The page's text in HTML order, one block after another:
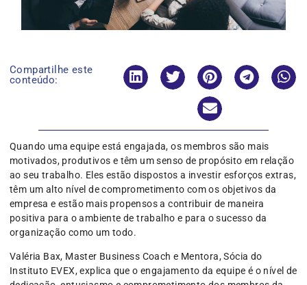
Compartilhe este
conteúdo:
Quando uma equipe está engajada, os membros são mais
motivados, produtivos e têm um senso de propósito em relação
ao seu trabalho. Eles estão dispostos a investir esforços extras,
têm um alto nível de comprometimento com os objetivos da
empresa e estão mais propensos a contribuir de maneira
positiva para o ambiente de trabalho e para o sucesso da
organização como um todo.
Valéria Bax, Master Business Coach e Mentora, Sócia do
Instituto EVEX, explica que o engajamento da equipe é o nível de